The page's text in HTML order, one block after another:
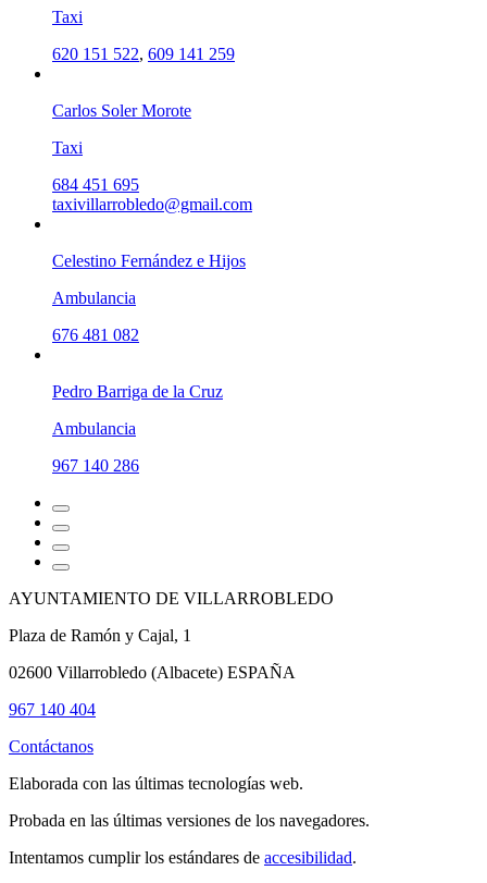
Taxi
620 151 522, 609 141 259
Carlos Soler Morote
Taxi
684 451 695
taxivillarrobledo@gmail.com
Celestino Fernández e Hijos
Ambulancia
676 481 082
Pedro Barriga de la Cruz
Ambulancia
967 140 286
AYUNTAMIENTO DE VILLARROBLEDO
Plaza de Ramón y Cajal, 1
02600 Villarrobledo (Albacete) ESPAÑA
967 140 404
Contáctanos
Elaborada con las últimas tecnologías web.
Probada en las últimas versiones de los navegadores.
Intentamos cumplir los estándares de accesibilidad.